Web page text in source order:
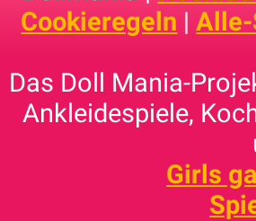
Cookieregeln |Alle-
Das Doll Mania-
Ankleidespiele,
Girls